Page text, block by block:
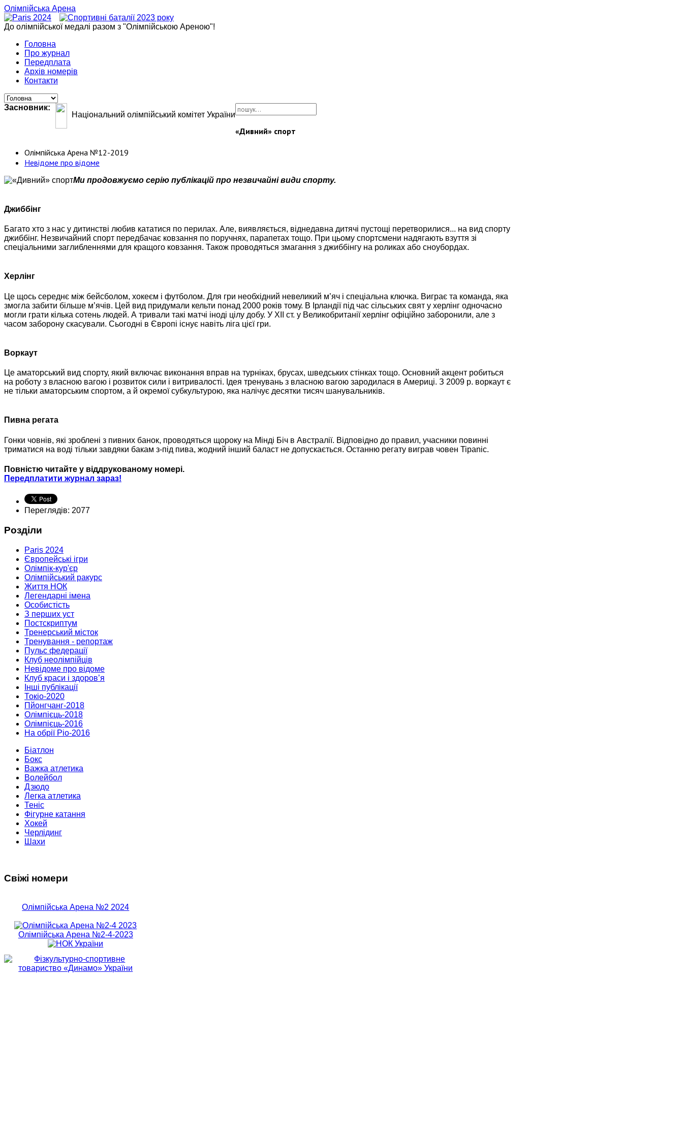
Олімпійська Арена
До олімпійської медалі разом з "Олімпійською Ареною"!
Головна
Про журнал
Передплата
Архів номерів
Контакти
Засновник:
Національний олімпійський комітет України
«Дивний» спорт
Олімпійська Арена №12-2019
Невідоме про відоме
Ми продовжуємо серію публікацій про незвичайні види спорту.
Джиббінг
Багато хто з нас у дитинстві любив кататися по перилах. Але, виявляється, віднедавна дитячі пустощі перетворилися... на вид спорту
джиббінг. Незвичайний спорт передбачає ковзання по поручнях, парапетах тощо. При цьому спортсмени надягають взуття зі
спеціальними заглибленнями для кращого ковзання. Також проводяться змагання з джиббінгу на роликах або сноубордах.
Херлінг
Це щось середнє між бейсболом, хокеєм і футболом. Для гри необхідний невеликий м’яч і спеціальна ключка. Виграє та команда, яка
змогла забити більше м’ячів. Цей вид придумали кельти понад 2000 років тому. В Ірландії під час сільських свят у херлінг одночасно
могли грати кілька сотень людей. А тривали такі матчі іноді цілу добу. У XII ст. у Великобританії херлінг офіційно заборонили, але з
часом заборону скасували. Сьогодні в Європі існує навіть ліга цієї гри.
Воркаут
Це аматорський вид спорту, який включає виконання вправ на турніках, брусах, шведських стінках тощо. Основний акцент робиться
на роботу з власною вагою і розвиток сили і витривалості. Ідея тренувань з власною вагою зародилася в Америці. З 2009 р. воркаут є
не тільки аматорським спортом, а й окремої субкультурою, яка налічує десятки тисяч шанувальників.
Пивна регата
Гонки човнів, які зроблені з пивних банок, проводяться щороку на Мінді Біч в Австралії. Відповідно до правил, учасники повинні
триматися на воді тільки завдяки бакам з-під пива, жодний інший баласт не допускається. Останню регату виграв човен Tipanic.
Повністю читайте у віддрукованому номері.
Передплатити журнал зараз!
Переглядів: 2077
Розділи
Paris 2024
Європейські ігри
Олімпік-кур'єр
Олімпійський ракурс
Життя НОК
Легендарні імена
Особистість
З перших уст
Постскриптум
Тренерський місток
Тренування - репортаж
Пульс федерації
Клуб неолімпійців
Невідоме про відоме
Клуб краси і здоров’я
Інші публікації
Токіо-2020
Пйонгчанг-2018
Олімпієць-2018
Олімпієць-2016
На обрії Ріо-2016
Біатлон
Бокс
Важка атлетика
Волейбол
Дзюдо
Легка атлетика
Теніс
Фігурне катання
Хокей
Черлідинг
Шахи
Свіжі номери
Олімпійська Арена №2 2024
Олімпійська Арена №2-4-2023